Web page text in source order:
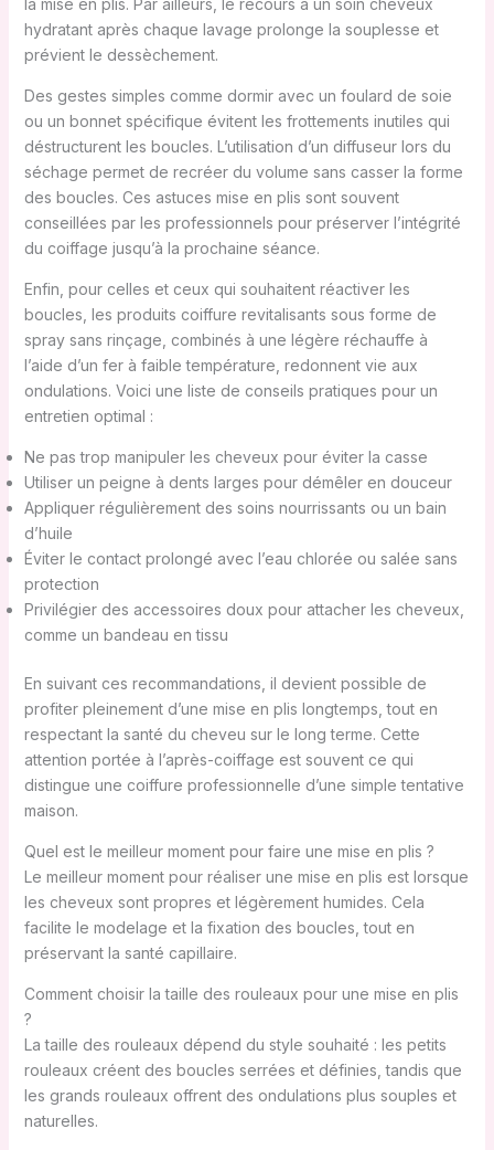
hydratant après chaque lavage prolonge la souplesse et
prévient le dessèchement.
Des gestes simples comme dormir avec un foulard de soie
ou un bonnet spécifique évitent les frottements inutiles qui
déstructurent les boucles. L’utilisation d’un diffuseur lors du
séchage permet de recréer du volume sans casser la forme
des boucles. Ces astuces mise en plis sont souvent
conseillées par les professionnels pour préserver l’intégrité
du coiffage jusqu’à la prochaine séance.
Enfin, pour celles et ceux qui souhaitent réactiver les
boucles, les produits coiffure revitalisants sous forme de
spray sans rinçage, combinés à une légère réchauffe à
l’aide d’un fer à faible température, redonnent vie aux
ondulations. Voici une liste de conseils pratiques pour un
entretien optimal :
Ne pas trop manipuler les cheveux pour éviter la casse
Utiliser un peigne à dents larges pour démêler en douceur
Appliquer régulièrement des soins nourrissants ou un bain
d’huile
Éviter le contact prolongé avec l’eau chlorée ou salée sans
protection
Privilégier des accessoires doux pour attacher les cheveux,
comme un bandeau en tissu
En suivant ces recommandations, il devient possible de
profiter pleinement d’une mise en plis longtemps, tout en
respectant la santé du cheveu sur le long terme. Cette
attention portée à l’après-coiffage est souvent ce qui
distingue une coiffure professionnelle d’une simple tentative
maison.
Quel est le meilleur moment pour faire une mise en plis ?
Le meilleur moment pour réaliser une mise en plis est lorsque
les cheveux sont propres et légèrement humides. Cela
facilite le modelage et la fixation des boucles, tout en
préservant la santé capillaire.
Comment choisir la taille des rouleaux pour une mise en plis
?
La taille des rouleaux dépend du style souhaité : les petits
rouleaux créent des boucles serrées et définies, tandis que
les grands rouleaux offrent des ondulations plus souples et
naturelles.